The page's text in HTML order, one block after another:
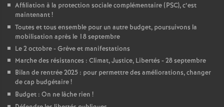
Affiliation à la protection sociale complémentaire (PSC), c’est
maintenant!
Toutes et tous ensemble pour un autre budget, poursuivons la
mobilisation après le 18 septembre
Le 2 octobre - Grève et manifestations
Marche des résistances : Climat, Justice, Libertés - 28 septembre
Bilan de rentrée 2025 : pour permettre des améliorations, changer
de cap budgétaire!
Budget : On ne lâche rien !